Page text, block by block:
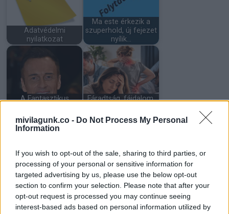
mivilagunk.co - Do Not Process My Personal
Information
If you wish to opt-out of the sale, sharing to third parties, or
processing of your personal or sensitive information for
targeted advertising by us, please use the below opt-out
section to confirm your selection. Please note that after your
opt-out request is processed you may continue seeing
interest-based ads based on personal information utilized by
Adatvédelmi
nyilatkozat
Ma este érkezik a
szuperhold, új fejezet
nyílik…
A Fantasztikus
McMahon 56…
Fáradtság, fájdalom,
tested…
Kislány
hercegnőjelmezben
mentett meg egy…
8 dolog, amit bűn
kölcsönadni:
szegénységet és…